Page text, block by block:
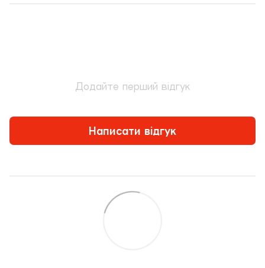
Додайте перший відгук
Написати відгук